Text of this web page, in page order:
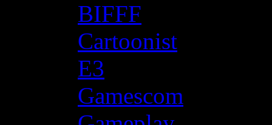
BIFFF
Cartoonist
E3
Gamescom